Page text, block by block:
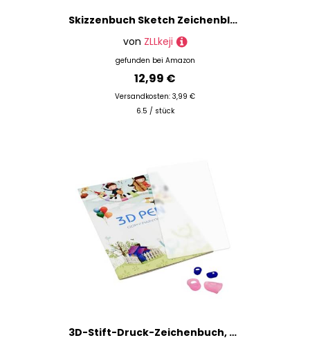
Skizzenbuch Sketch Zeichenblock mit Dickem Papier Säurefreies für Künstler Studenten Skizzen Zeichnungen Notizen 80 Blatt/160 Seiten 20.3 × 20.3 cm 2 Stück
von ZLLkeji
gefunden bei Amazon
12,99 €
Versandkosten: 3,99 €
6.5 / stück
3D-Stift-Druck-Zeichenbuch, wiederverwendbar, farbig, 40 Muster, Inklusive Transparenten Zeichenplatten und Fingerkappen, Ideal für Kreatives Zeichnen und DIY-Projekte